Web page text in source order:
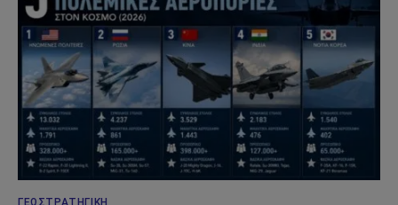
ΓΕΩΣΤΡΑΤΗΓΙΚΉ